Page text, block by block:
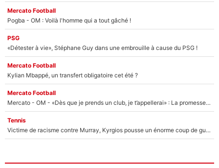
Mercato Football
Pogba - OM : Voilà l'homme qui a tout gâché !
PSG
«Détester à vie», Stéphane Guy dans une embrouille à cause du PSG !
Mercato Football
Kylian Mbappé, un transfert obligatoire cet été ?
Mercato Football
Mercato - OM - «Dès que je prends un club, je t’appellerai» : La promesse de Marcelino au moment de claquer la porte
Tennis
Victime de racisme contre Murray, Kyrgios pousse un énorme coup de gueule !